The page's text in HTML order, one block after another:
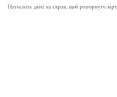
Натисніть двічі на екран, щоб розгорнути